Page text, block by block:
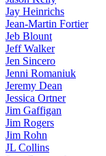
Jay Heinrichs
Jean-Martin Fortier
Jeb Blount
Jeff Walker
Jen Sincero
Jenni Romaniuk
Jeremy Dean
Jessica Ortner
Jim Gaffigan
Jim Rogers
Jim Rohn
JL Collins